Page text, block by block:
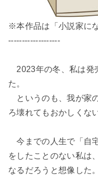
※本作品は「小説家に
-------------------
2023年の冬、私は発
た。
というのも、我が家
ろ壊れてもおかしくない
今までの人生で「自
をしたことのない私は
なるだろうと想像した。